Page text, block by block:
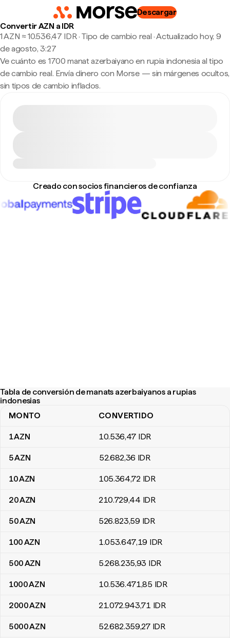
Descargar
Convertir AZN a IDR
1 AZN ≈ 10.536,47 IDR · Tipo de cambio real ·Actualizado hoy, 9
de agosto, 3:27
Ve cuánto es 1700 manat azerbaiyano en rupia indonesia al tipo
de cambio real. Envía dinero con Morse — sin márgenes ocultos,
sin tipos de cambio inflados.
Creado con socios financieros de confianza
Tabla de conversión de manats azerbaiyanos a rupias
indonesias
Tabla de conversión de manats azerbaiyanos a rupias indonesias
MONTO CONVERTIDO
1AZN 10.536,47 IDR
5AZN 52.682,36 IDR
10AZN 105.364,72 IDR
20AZN 210.729,44 IDR
50AZN 526.823,59 IDR
100AZN 1.053.647,19 IDR
500AZN 5.268.235,93 IDR
1000AZN 10.536.471,85 IDR
2000AZN 21.072.943,71 IDR
5000AZN 52.682.359,27 IDR